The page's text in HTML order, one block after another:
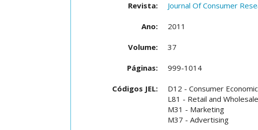
Revista: Journal Of Consumer
Ano: 2011
Volume: 37
Páginas: 999-1014
Códigos JEL:
D12 - Consumer
L81 - Retail and
M31 - Marketing
M37 - Advertising